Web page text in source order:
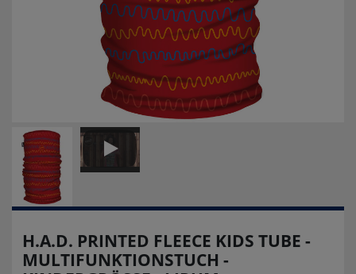
H.A.D. PRINTED FLEECE KIDS TUBE -
MULTIFUNKTIONSTUCH -